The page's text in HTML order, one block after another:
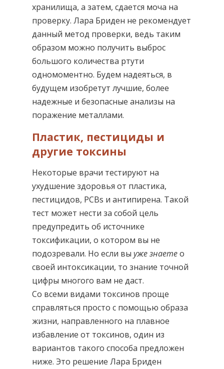
хранилища, а затем, сдается моча на
проверку. Лара Бриден не рекомендует
данный метод проверки, ведь таким
образом можно получить выброс
большого количества ртути
одномоментно. Будем надеяться, в
будущем изобретут лучшие, более
надежные и безопасные анализы на
поражение металлами.
Пластик, пестициды и
другие токсины
Некоторые врачи тестируют на
ухудшение здоровья от пластика,
пестицидов, PCBs и антипирена. Такой
тест может нести за собой цель
предупредить об источнике
токсификации, о котором вы не
подозревали. Но если вы уже знаетео
своей интоксикации, то знание точной
цифры многого вам не даст.
Со всеми видами токсинов проще
справляться просто с помощью образа
жизни, направленного на плавное
избавление от токсинов, один из
вариантов такого способа предложен
ниже. Это решение Лара Бриден